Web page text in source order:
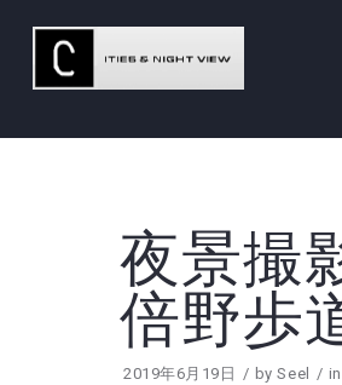
夜景撮
倍野歩
2019年6月19日 bySeel